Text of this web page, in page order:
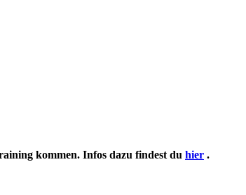
kommen. Infos dazu findest du hier .